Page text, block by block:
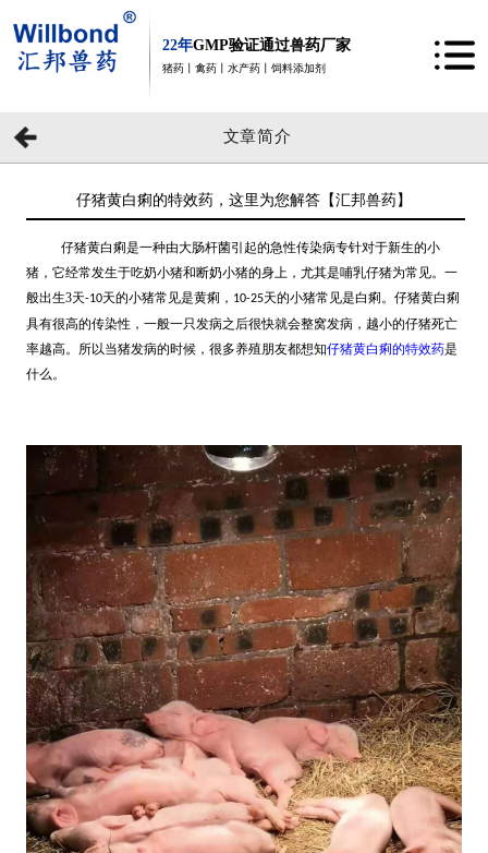
22年GMP验证通过兽药厂家
猪药丨禽药丨水产药丨饲料添加剂
文章简介
仔猪黄白痢的特效药，这里为您解答【汇邦兽药】
仔猪黄白痢是一种由大肠杆菌引起的急性传染病专针对于新生的小
猪，它经常发生于吃奶小猪和断奶小猪的身上，尤其是哺乳仔猪为常见。一
般出生3天-10天的小猪常见是黄痢， 10-25天的小猪常见是白痢。仔猪黄白痢
具有很高的传染性，一般一只发病之后很快就会整窝发病，越小的仔猪死亡
率越高。所以当猪发病的时候，很多养殖朋友都想知仔猪黄白痢的特效药是
什么。